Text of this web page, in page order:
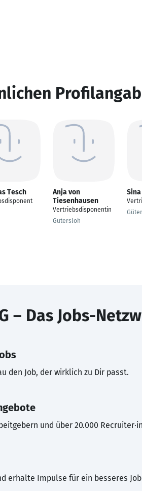
Tesch
Anja von
Tiesenhausen
Vertriebsdisponentin
Gütersloh
– Das Jobs-
den Job, der wirklich zu Dir passt.
und über 20.000
erhalte Impulse für ein besseres